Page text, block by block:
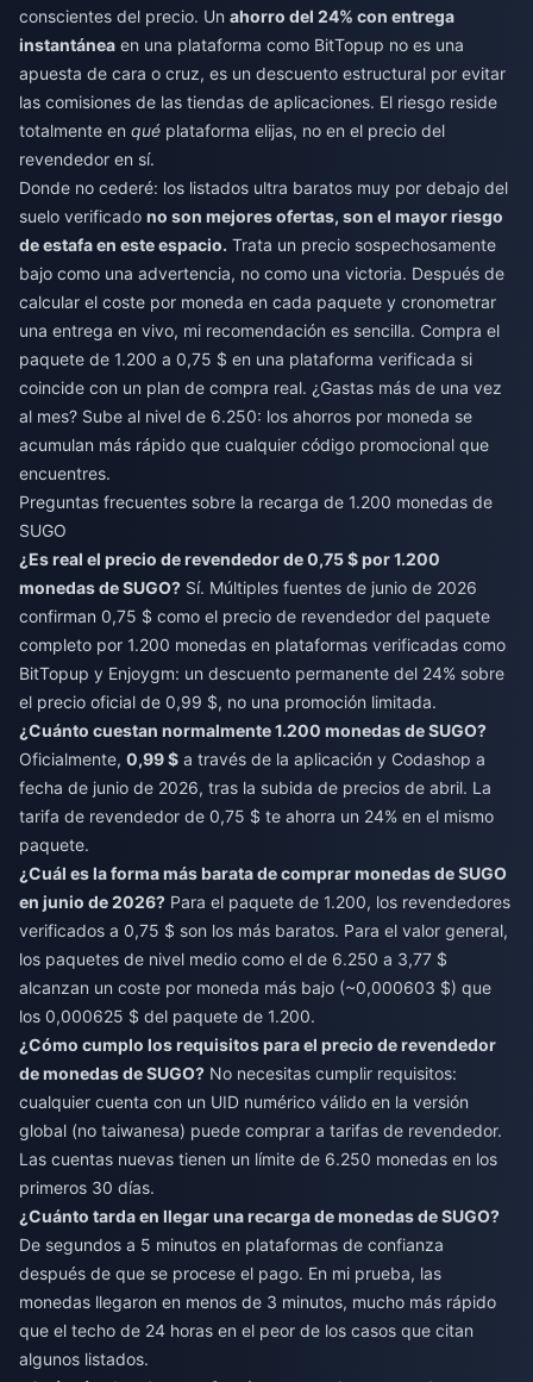
conscientes del precio. Un ahorro del 24% con entrega
instantánea en una plataforma como BitTopup no es una
apuesta de cara o cruz, es un descuento estructural por evitar
las comisiones de las tiendas de aplicaciones. El riesgo reside
totalmente en qué plataforma elijas, no en el precio del
revendedor en sí.
Donde no cederé: los listados ultra baratos muy por debajo del
suelo verificado no son mejores ofertas, son el mayor riesgo
de estafa en este espacio. Trata un precio sospechosamente
bajo como una advertencia, no como una victoria. Después de
calcular el coste por moneda en cada paquete y cronometrar
una entrega en vivo, mi recomendación es sencilla. Compra el
paquete de 1.200 a 0,75 $ en una plataforma verificada si
coincide con un plan de compra real. ¿Gastas más de una vez
al mes? Sube al nivel de 6.250: los ahorros por moneda se
acumulan más rápido que cualquier código promocional que
encuentres.
Preguntas frecuentes sobre la recarga de 1.200 monedas de
SUGO
¿Es real el precio de revendedor de 0,75 $ por 1.200
monedas de SUGO? Sí. Múltiples fuentes de junio de 2026
confirman 0,75 $ como el precio de revendedor del paquete
completo por 1.200 monedas en plataformas verificadas como
BitTopup y Enjoygm: un descuento permanente del 24% sobre
el precio oficial de 0,99 $, no una promoción limitada.
¿Cuánto cuestan normalmente 1.200 monedas de SUGO?
Oficialmente, 0,99 $ a través de la aplicación y Codashop a
fecha de junio de 2026, tras la subida de precios de abril. La
tarifa de revendedor de 0,75 $ te ahorra un 24% en el mismo
paquete.
¿Cuál es la forma más barata de comprar monedas de SUGO
en junio de 2026? Para el paquete de 1.200, los revendedores
verificados a 0,75 $ son los más baratos. Para el valor general,
los paquetes de nivel medio como el de 6.250 a 3,77 $
alcanzan un coste por moneda más bajo (~0,000603 $) que
los 0,000625 $ del paquete de 1.200.
¿Cómo cumplo los requisitos para el precio de revendedor
de monedas de SUGO? No necesitas cumplir requisitos:
cualquier cuenta con un UID numérico válido en la versión
global (no taiwanesa) puede comprar a tarifas de revendedor.
Las cuentas nuevas tienen un límite de 6.250 monedas en los
primeros 30 días.
¿Cuánto tarda en llegar una recarga de monedas de SUGO?
De segundos a 5 minutos en plataformas de confianza
después de que se procese el pago. En mi prueba, las
monedas llegaron en menos de 3 minutos, mucho más rápido
que el techo de 24 horas en el peor de los casos que citan
algunos listados.